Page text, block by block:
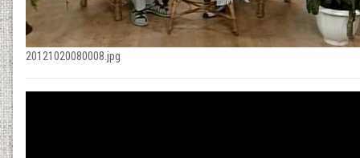
20121020080008.jpg